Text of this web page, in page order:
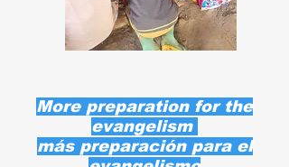
More preparation for the
evangelism
más preparación para el